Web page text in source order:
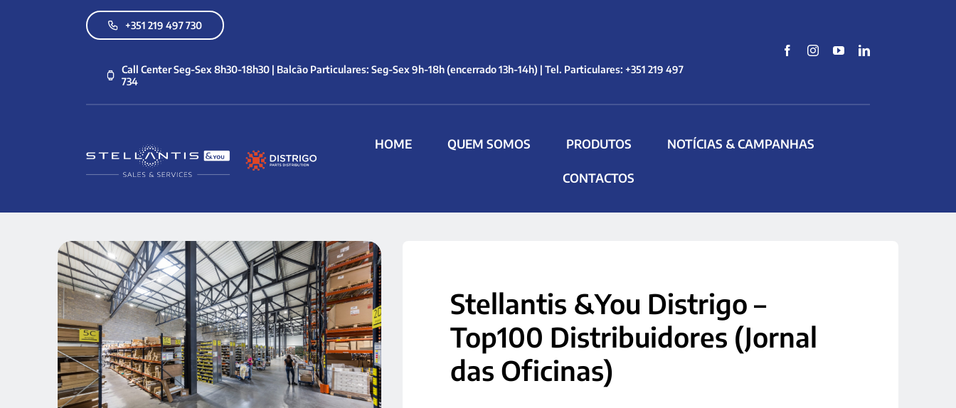
+351 219 497 730
Call Center Seg-Sex 8h30-18h30 | Balcão Particulares: Seg-Sex 9h-18h (encerrado 13h-14h) | Tel. Particulares: +351 219 497
734
HOME QUEM SOMOS PRODUTOS NOTÍCIAS & CAMPANHAS
CONTACTOS
Stellantis &You Distrigo –
Top100 Distribuidores (Jornal
das Oficinas)